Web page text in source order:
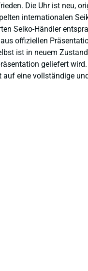
Die Uhr ist neu,
internationalen
Seiko-Händler
offiziellen
ist in neuem
geliefert
eine vollständige